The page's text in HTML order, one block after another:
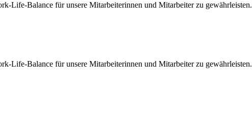
Life-Balance für unsere Mitarbeiterinnen und Mitarbeiter zu gewährleisten.
Life-Balance für unsere Mitarbeiterinnen und Mitarbeiter zu gewährleisten.